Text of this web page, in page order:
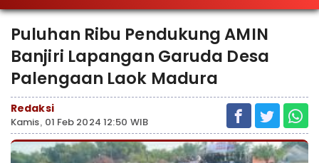
Puluhan Ribu Pendukung AMIN
Banjiri Lapangan Garuda Desa
Palengaan Laok Madura
Redaksi
Kamis, 01 Feb 2024 12:50 WIB